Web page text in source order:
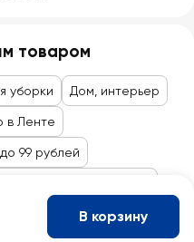
товаром
уборки Дом, интерьер
в Ленте
99 рублей
В корзину